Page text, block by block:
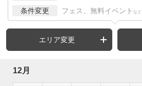
条件変更 フェス、無料イベント など
エリア変更
12月